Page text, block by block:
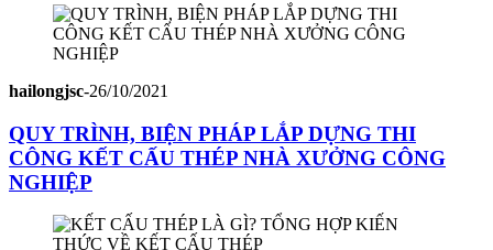
hailongjsc-26/10/2021
QUY TRÌNH, BIỆN PHÁP LẮP DỰNG THI
CÔNG KẾT CẤU THÉP NHÀ XƯỞNG CÔNG
NGHIỆP